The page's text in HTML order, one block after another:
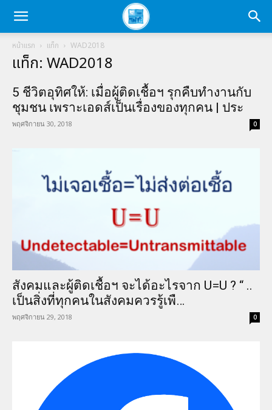
หน้าแรก แท็ก WAD2018
แท็ก: WAD2018
5 ชีวิตอุทิศให้: เมื่อผู้ติดเชื้อฯ รุกคืบทำงานกับ
ชุมชน เพราะเอดส์เป็นเรื่องของทุกคน | ประ
พฤศจิกายน 30, 2018 0
สังคมและผู้ติดเชื้อฯ จะได้อะไรจาก U=U ? “ ..
เป็นสิ่งที่ทุกคนในสังคมควรรู้เพื…
พฤศจิกายน 29, 2018 0